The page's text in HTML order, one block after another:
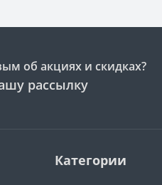
об акциях и скидках?
рассылку
Категории